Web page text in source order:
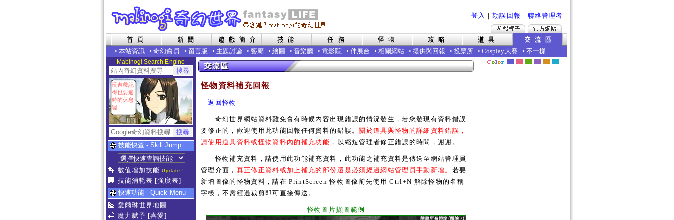
登入 ｜ 勘誤回報 ｜ 聯絡管理者
• 本站資訊 • 奇幻會員 • 留言版 • 主題討論 • 藝廊 • 繪圖 • 音樂廳 • 電影院 • 伸展台 • 相關網站 • 提供與回報 • 投票所 • Cosplay大賽 • 不一樣
Mabinogi Search Engine
玩遊戲記
得也要適
時的休息
喔！
技能快查 - Skill Jump
數值增加技能 Update !
技能消耗表 [強度表]
快速功能 - Quick Menu
愛爾琳世界地圖
魔力賦予 [喜愛]
怪物資料補充回報
｜返回怪物 ｜
奇幻世界網站資料難免會有時候內容出現錯誤的情況發生，若您發現有資料錯誤
要修正的，歡迎使用此功能回報任何資料的錯誤。 關於道具與怪物的詳細資料錯誤，
請使用道具資料或怪物資料內的補充功能 ，以縮短管理者修正錯誤的時間，謝謝。
怪物補充資料，請使用此功能補充資料，此功能之補充資料是傳送至網站管理員
管理介面， 真正修正資料或加上補充的部份還是必須經過網站管理員手動新增。 若要
新增圖像的怪物資料，請在 PrintScreen 怪物圖像前先使用 Ctrl+N 解除怪物的名稱
字樣，不需經過裁剪即可直接傳送。
怪物圖片擷圖範例